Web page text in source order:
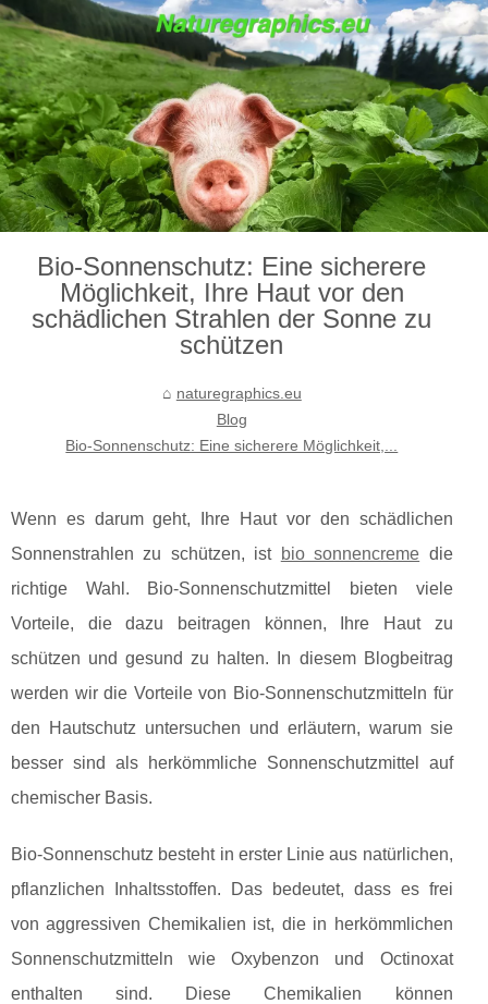
Bio-Sonnenschutz: Eine sicherere
Möglichkeit, Ihre Haut vor den
schädlichen Strahlen der Sonne zu
schützen
naturegraphics.eu
Blog
Bio-Sonnenschutz: Eine sicherere Möglichkeit,...
Wenn es darum geht, Ihre Haut vor den schädlichen
Sonnenstrahlen zu schützen, ist bio sonnencreme die
richtige Wahl. Bio-Sonnenschutzmittel bieten viele
Vorteile, die dazu beitragen können, Ihre Haut zu
schützen und gesund zu halten. In diesem Blogbeitrag
werden wir die Vorteile von Bio-Sonnenschutzmitteln für
den Hautschutz untersuchen und erläutern, warum sie
besser sind als herkömmliche Sonnenschutzmittel auf
chemischer Basis.
Bio-Sonnenschutz besteht in erster Linie aus natürlichen,
pflanzlichen Inhaltsstoffen. Das bedeutet, dass es frei
von aggressiven Chemikalien ist, die in herkömmlichen
Sonnenschutzmitteln wie Oxybenzon und Octinoxat
enthalten sind. Diese Chemikalien können